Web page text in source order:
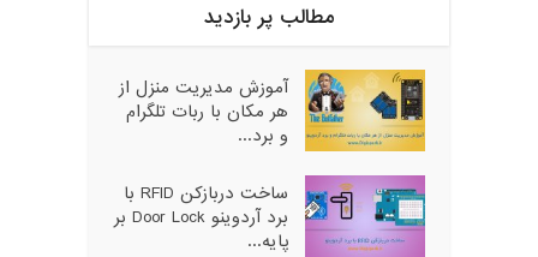
مطالب پر بازدید
آموزش مدیریت منزل از
هر مکان با ربات تلگرام
و برد...
ساخت دربازکن RFID با
برد آردوینو Door Lock بر
پایه...